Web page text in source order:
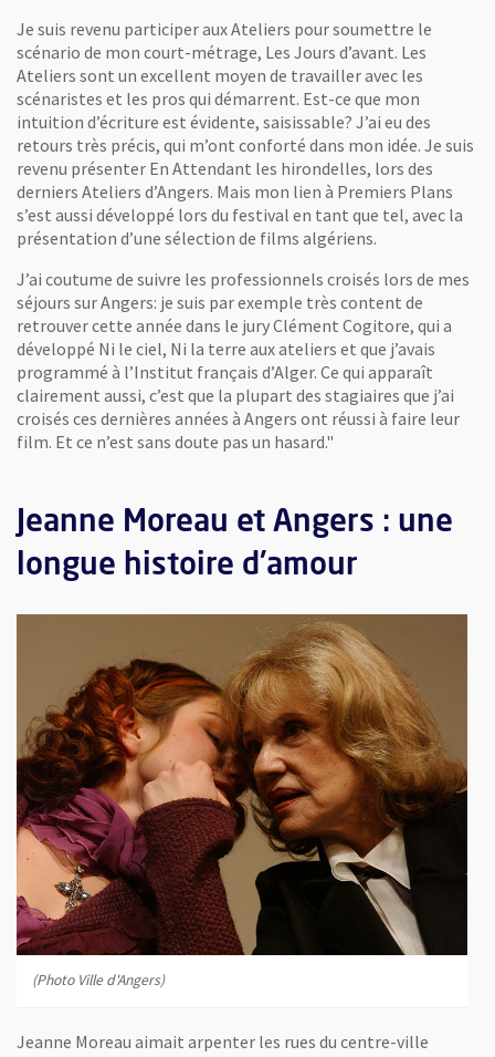
Je suis revenu participer aux Ateliers pour soumettre le
scénario de mon court-métrage, Les Jours d’avant. Les
Ateliers sont un excellent moyen de travailler avec les
scénaristes et les pros qui démarrent. Est-ce que mon
intuition d’écriture est évidente, saisissable? J’ai eu des
retours très précis, qui m’ont conforté dans mon idée. Je suis
revenu présenter En Attendant les hirondelles, lors des
derniers Ateliers d’Angers. Mais mon lien à Premiers Plans
s’est aussi développé lors du festival en tant que tel, avec la
présentation d’une sélection de films algériens.
J’ai coutume de suivre les professionnels croisés lors de mes
séjours sur Angers: je suis par exemple très content de
retrouver cette année dans le jury Clément Cogitore, qui a
développé Ni le ciel, Ni la terre aux ateliers et que j’avais
programmé à l’Institut français d’Alger. Ce qui apparaît
clairement aussi, c’est que la plupart des stagiaires que j’ai
croisés ces dernières années à Angers ont réussi à faire leur
film. Et ce n’est sans doute pas un hasard."
Jeanne Moreau et Angers : une
longue histoire d'amour
(Photo Ville d'Angers)
Jeanne Moreau aimait arpenter les rues du centre-ville